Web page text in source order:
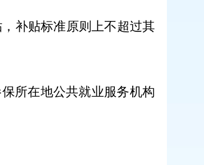
补贴标准原则上不超过其
所在地公共就业服务机构